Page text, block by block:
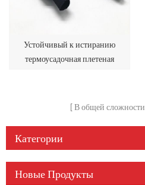
Устойчивый к истиранию
термоусадочная плетеная
В общей сложности
Категории
Новые Продукты